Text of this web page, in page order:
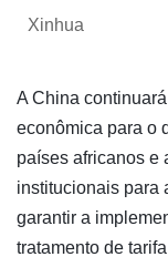
Xinhua
A China
econômica para o
países africanos e
institucionais para
garantir a
tratamento de